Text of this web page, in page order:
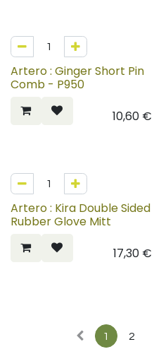
Artero : Ginger Short Pin
Comb - P950
10,60€
Artero : Kira Double Sided
Rubber Glove Mitt
17,30€
1 2